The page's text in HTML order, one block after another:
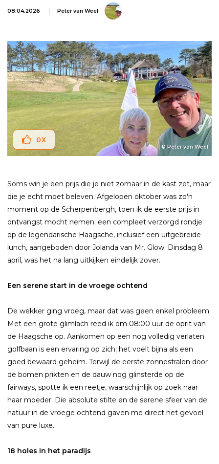
08.04.2026 Peter van Weel
© Peter van Weel
0X
Soms win je een prijs die je niet zomaar in de kast zet, maar
die je echt moet beleven. Afgelopen oktober was zo'n
moment op de Scherpenbergh, toen ik de eerste prijs in
ontvangst mocht nemen: een compleet verzorgd rondje
op de legendarische Haagsche, inclusief een uitgebreide
lunch, aangeboden door Jolanda van Mr. Glow. Dinsdag 8
april, was het na lang uitkijken eindelijk zover.
Een serene start in de vroege ochtend
De wekker ging vroeg, maar dat was geen enkel probleem.
Met een grote glimlach reed ik om 08:00 uur de oprit van
de Haagsche op. Aankomen op een nog volledig verlaten
golfbaan is een ervaring op zich; het voelt bijna als een
goed bewaard geheim. Terwijl de eerste zonnestralen door
de bomen prikten en de dauw nog glinsterde op de
fairways, spotte ik een reetje, waarschijnlijk op zoek naar
haar moeder. Die absolute stilte en de serene sfeer van de
natuur in de vroege ochtend gaven me direct het gevoel
van pure luxe.
18 holes in het paradijs